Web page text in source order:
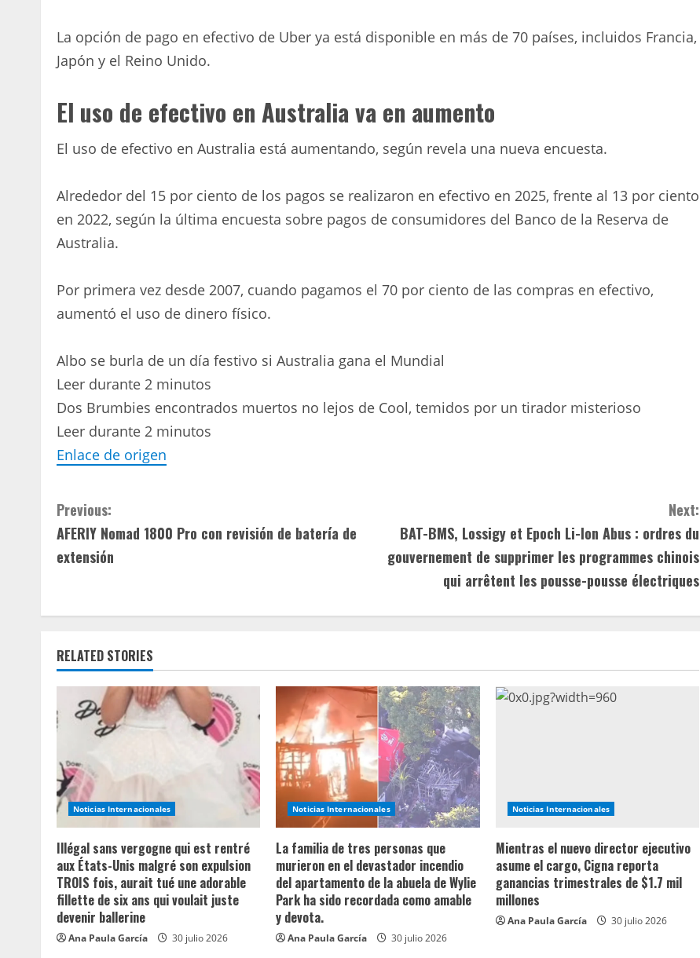
La opción de pago en efectivo de Uber ya está disponible en más de 70 países, incluidos Francia,
Japón y el Reino Unido.
El uso de efectivo en Australia va en aumento
El uso de efectivo en Australia está aumentando, según revela una nueva encuesta.
Alrededor del 15 por ciento de los pagos se realizaron en efectivo en 2025, frente al 13 por ciento
en 2022, según la última encuesta sobre pagos de consumidores del Banco de la Reserva de
Australia.
Por primera vez desde 2007, cuando pagamos el 70 por ciento de las compras en efectivo,
aumentó el uso de dinero físico.
Albo se burla de un día festivo si Australia gana el Mundial
Leer durante 2 minutos
Dos Brumbies encontrados muertos no lejos de Cool, temidos por un tirador misterioso
Leer durante 2 minutos
Enlace de origen
C
o
t
i
n
u
R
e
a
d
i
n
Previous:
AFERIY Nomad 1800 Pro con revisión de batería de
extensión
Next:
BAT-BMS, Lossigy et Epoch Li-Ion Abus : ordres du
gouvernement de supprimer les programmes chinois
qui arrêtent les pousse-pousse électriques
RELATED STORIES
Noticias Internacionales
Illégal sans vergogne qui est rentré
aux États-Unis malgré son expulsion
TROIS fois, aurait tué une adorable
fillette de six ans qui voulait juste
devenir ballerine
Ana Paula García 30 julio 2026
Noticias Internacionales
La familia de tres personas que
murieron en el devastador incendio
del apartamento de la abuela de Wylie
Park ha sido recordada como amable
y devota.
Ana Paula García 30 julio 2026
Noticias Internacionales
Mientras el nuevo director ejecutivo
asume el cargo, Cigna reporta
ganancias trimestrales de $1.7 mil
millones
Ana Paula García 30 julio 2026